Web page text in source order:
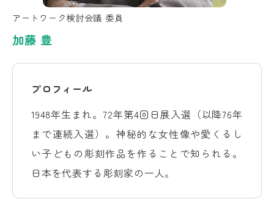
アートワーク検討会議 委員
加藤 豊
プロフィール
1948年生まれ。72年第4回日展入選（以降76年
まで連続入選）。神秘的な女性像や愛くるし
い子どもの彫刻作品を作ることで知られる。
日本を代表する彫刻家の一人。